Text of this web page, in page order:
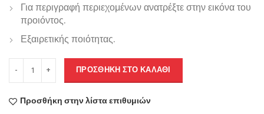
Για περιγραφή περιεχομένων ανατρέξτε στην εικόνα του
προιόντος.
Εξαιρετικής ποιότητας.
ΠΡΟΣΘΉΚΗ ΣΤΟ ΚΑΛΆΘΙ
Προσθήκη στην λίστα επιθυμιών